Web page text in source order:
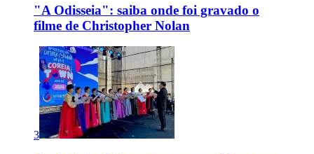
"A Odisseia": saiba onde foi gravado o
filme de Christopher Nolan
3